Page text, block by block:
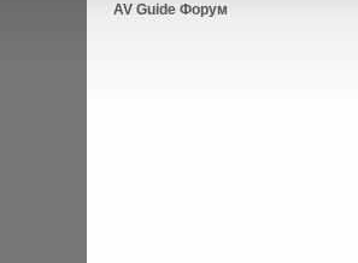
AV Guide Форум